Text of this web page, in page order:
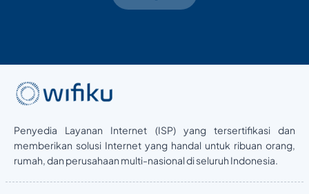
Penyedia Layanan Internet (ISP) yang tersertifikasi dan
memberikan solusi Internet yang handal untuk ribuan orang,
rumah, dan perusahaan multi-nasional di seluruh Indonesia.